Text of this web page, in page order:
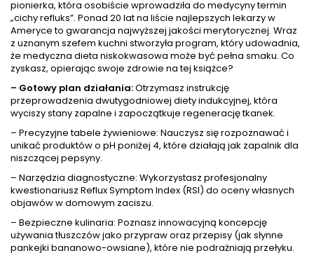
pionierka, która osobiście wprowadziła do medycyny termin
„cichy refluks”. Ponad 20 lat na liście najlepszych lekarzy w
Ameryce to gwarancja najwyższej jakości merytorycznej. Wraz
z uznanym szefem kuchni stworzyła program, który udowadnia,
że medyczna dieta niskokwasowa może być pełna smaku. Co
zyskasz, opierając swoje zdrowie na tej książce?
– Gotowy plan działania:Otrzymasz instrukcję
przeprowadzenia dwutygodniowej diety indukcyjnej, która
wyciszy stany zapalne i zapoczątkuje regenerację tkanek.
– Precyzyjne tabele żywieniowe: Nauczysz się rozpoznawać i
unikać produktów o pH poniżej 4, które działają jak zapalnik dla
niszczącej pepsyny.
– Narzędzia diagnostyczne: Wykorzystasz profesjonalny
kwestionariusz Reflux Symptom Index (RSI) do oceny własnych
objawów w domowym zaciszu.
– Bezpieczne kulinaria: Poznasz innowacyjną koncepcję
używania tłuszczów jako przypraw oraz przepisy (jak słynne
pankejki bananowo-owsiane), które nie podrażniają przełyku.